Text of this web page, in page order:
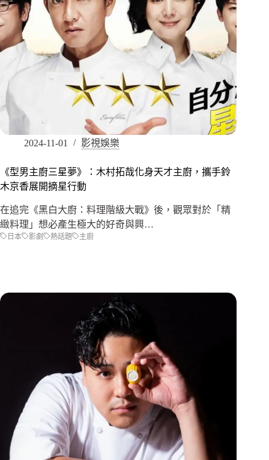
2024-11-01 影視娛樂
《型男主廚三星夢》：木村拓哉化身天才主廚，攜手鈴
木京香展開摘星行動
在追完《黑白大廚：料理階級大戰》後，觀眾對於「精
緻料理」想必產生極大的好奇與興…
日本 影劇 熱話題 主廚